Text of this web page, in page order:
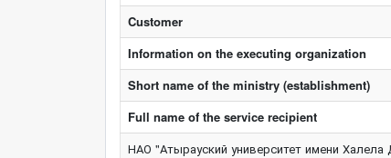
Customer
Information on the executing organization
Short name of the ministry (establishment)
Full name of the service recipient
НАО "Атырауский университет имени Халела